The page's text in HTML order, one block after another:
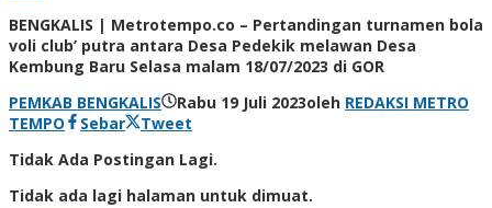
Share
BENGKALIS | Metrotempo.co – Pertandingan turnamen bola
voli club’ putra antara Desa Pedekik melawan Desa
Kembung Baru Selasa malam 18/07/2023 di GOR
PEMKAB BENGKALIS
Rabu 19 Juli 2023oleh REDAKSI METRO
TEMPO
Sebar
Tweet
Tidak Ada Postingan Lagi.
Tidak ada lagi halaman untuk dimuat.